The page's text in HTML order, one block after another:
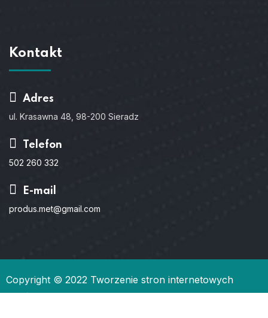
Kontakt
Adres
ul. Krasawna 48, 98-200 Sieradz
Telefon
502 260 332
E-mail
produs.met@gmail.com
Copyright © 2022 Tworzenie stron internetowych
Gdańsk